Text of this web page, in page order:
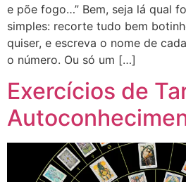
e põe fogo…” Bem, seja lá qual
simples: recorte tudo bem
quiser, e escreva o nome de
o número. Ou só um […]
Exercícios de